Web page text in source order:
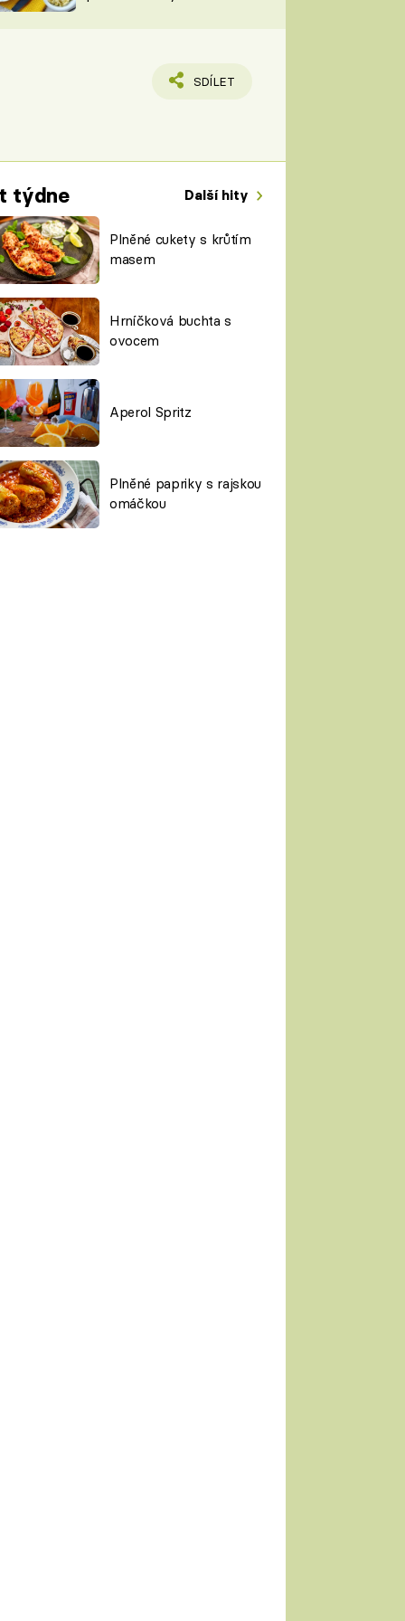
SDÍLET
týdne Další hity
Plněné cukety s krůtím
masem
Hrníčková buchta s
ovocem
Aperol Spritz
Plněné papriky s rajskou
omáčkou